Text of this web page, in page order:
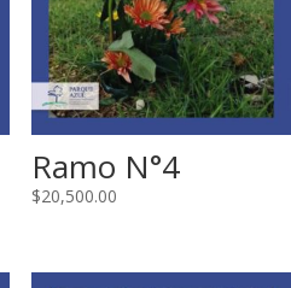
Ramo N°4
$20,500.00